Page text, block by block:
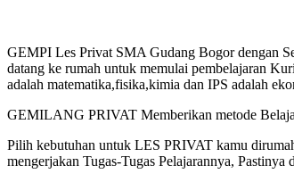
GEMPI Les Privat SMA Gudang Bogor dengan
datang ke rumah untuk memulai pembelajaran
adalah matematika,fisika,kimia dan IPS adalah
GEMILANG PRIVAT Memberikan metode
Pilih kebutuhan untuk LES PRIVAT kamu
mengerjakan Tugas-Tugas Pelajarannya,